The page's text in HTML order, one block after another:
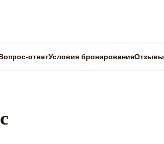
ответУсловия бронированияОтзывы